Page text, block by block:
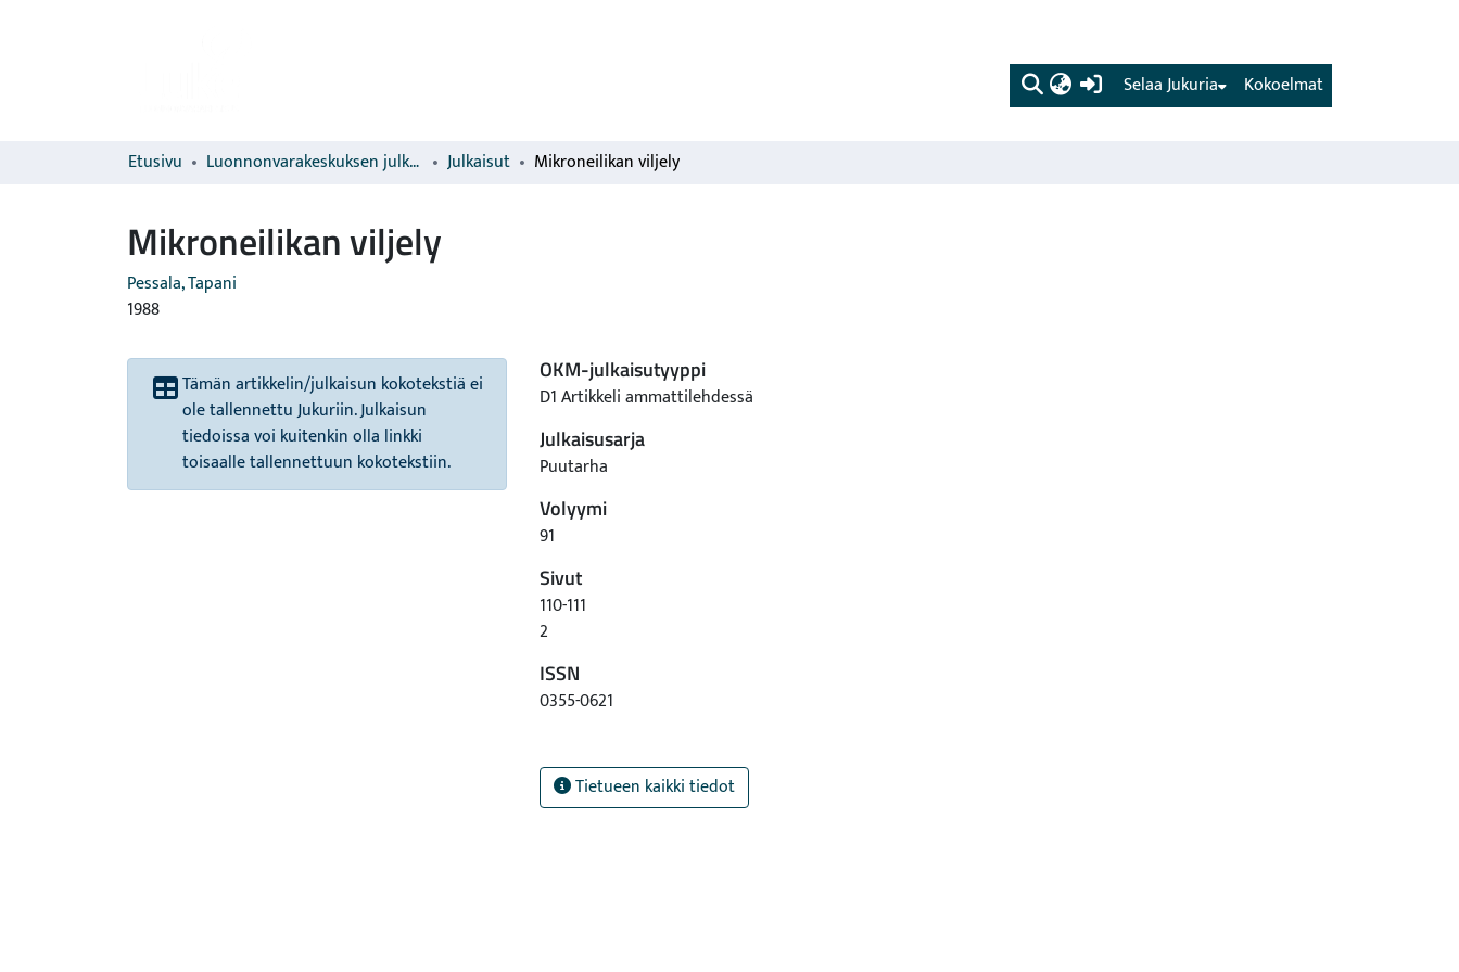
(current) Kokoelmat
Selaa Jukuria
Etusivu Luonnonvarakeskuksen julkaisut Julkaisut Mikroneilikan viljely
Mikroneilikan viljely
Pessala, Tapani
1988
Tämän artikkelin/julkaisun kokotekstiä ei
ole tallennettu Jukuriin. Julkaisun
tiedoissa voi kuitenkin olla linkki
toisaalle tallennettuun kokotekstiin.
OKM-julkaisutyyppi
D1 Artikkeli ammattilehdessä
Julkaisusarja
Puutarha
Volyymi
91
Sivut
110-111
2
ISSN
0355-0621
Tietueen kaikki tiedot